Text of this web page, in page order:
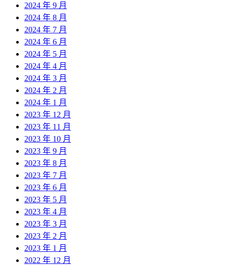
2024 年 9 月
2024 年 8 月
2024 年 7 月
2024 年 6 月
2024 年 5 月
2024 年 4 月
2024 年 3 月
2024 年 2 月
2024 年 1 月
2023 年 12 月
2023 年 11 月
2023 年 10 月
2023 年 9 月
2023 年 8 月
2023 年 7 月
2023 年 6 月
2023 年 5 月
2023 年 4 月
2023 年 3 月
2023 年 2 月
2023 年 1 月
2022 年 12 月